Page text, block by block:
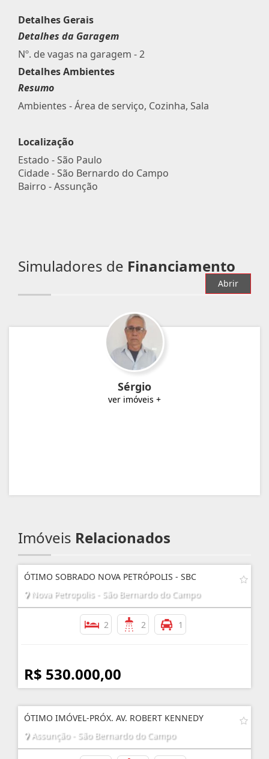
Detalhes Gerais
Detalhes da Garagem
Nº. de vagas na garagem - 2
Detalhes Ambientes
Resumo
Ambientes - Área de serviço, Cozinha, Sala
Localização
Estado -São Paulo
Cidade -São Bernardo do Campo
Bairro -Assunção
Simuladores de Financiamento
Abrir
Sérgio
ver imóveis +
Imóveis Relacionados
ÓTIMO SOBRADO NOVA PETRÓPOLIS - SBC
Nova Petropolis - São Bernardo do Campo
2 2 1
R$ 530.000,00
ÓTIMO IMÓVEL-PRÓX. AV. ROBERT KENNEDY
Assunção - São Bernardo do Campo